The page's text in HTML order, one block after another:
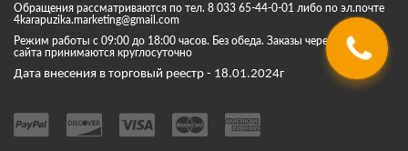
Обращения рассматриваются по тел. 8 033 65-44-0-01 либо по эл.почте
4karapuzika.marketing@gmail.com
Режим работы с 09:00 до 18:00 часов. Без обеда. Заказы через корзину
сайта принимаются круглосуточно
Дата внесения в торговый реестр - 18.01.2024г